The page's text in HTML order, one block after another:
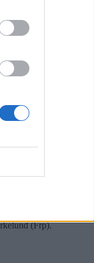
over til bydelene.
kjøpe nye boliger i
fram i mars. Også
på rådhuset.
akutt
for lenge.
(Frp).